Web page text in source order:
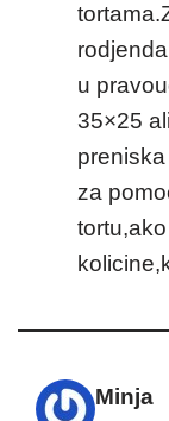
u
35×25
za
Minja